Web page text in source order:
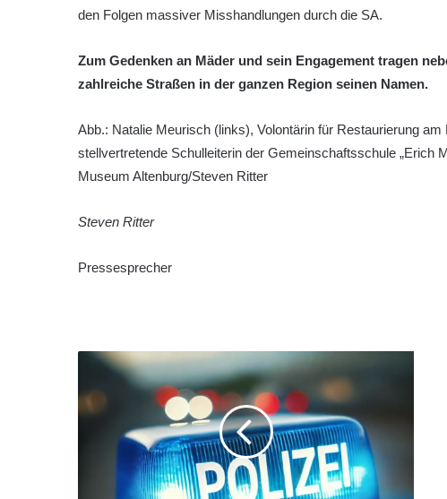
den Folgen massiver Misshandlungen durch die SA.
Zum Gedenken an Mäder und sein Engagement tragen
zahlreiche Straßen in der ganzen Region seinen Namen.
Abb.: Natalie Meurisch (links), Volontärin für Restaurierung
stellvertretende Schulleiterin der Gemeinschaftsschule „Erich
Museum Altenburg/Steven Ritter
Steven Ritter
Pressesprecher